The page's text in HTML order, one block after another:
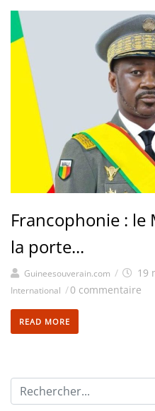
Francophonie : le
la porte...
Guineesouverain.com / 19
International /0 commentaire
READ MORE